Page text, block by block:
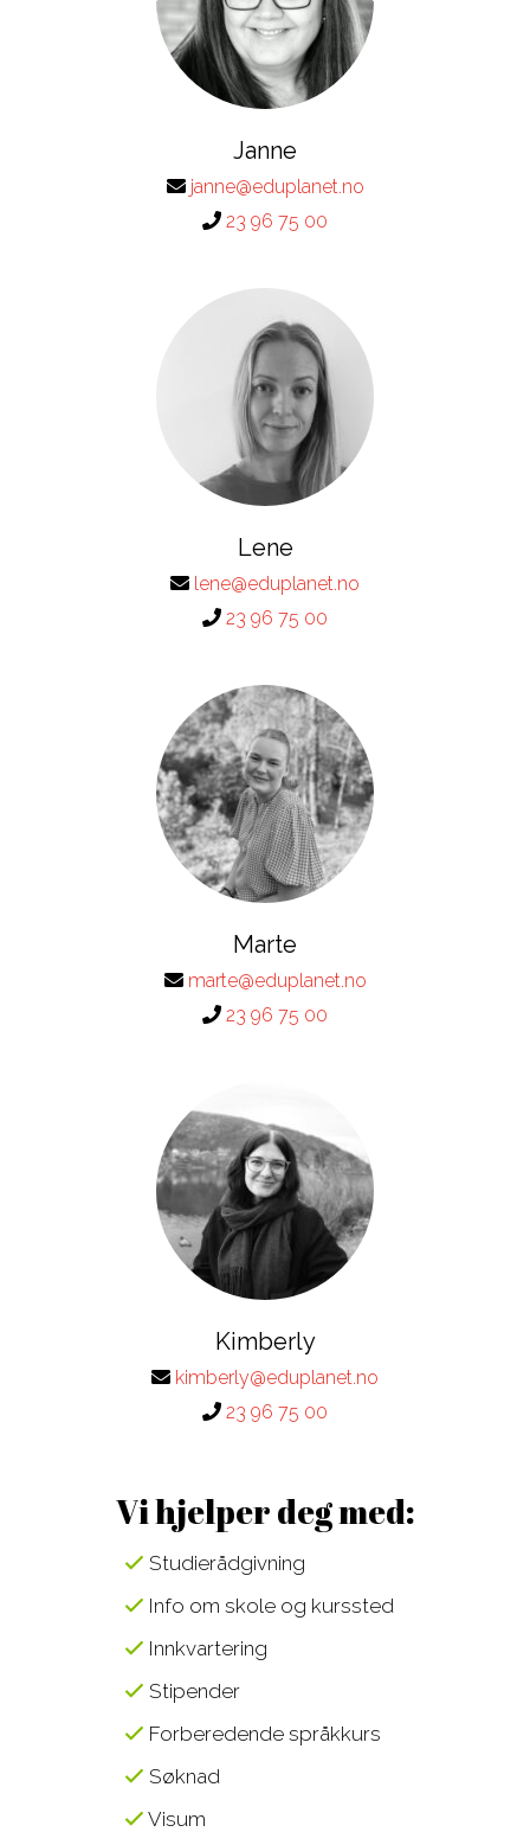
Janne
janne@eduplanet.no
23 96 75 00
Lene
lene@eduplanet.no
23 96 75 00
Marte
marte@eduplanet.no
23 96 75 00
Kimberly
kimberly@eduplanet.no
23 96 75 00
Vi hjelper deg med:
Studierådgivning
Info om skole og kurssted
Innkvartering
Stipender
Forberedende språkkurs
Søknad
Visum